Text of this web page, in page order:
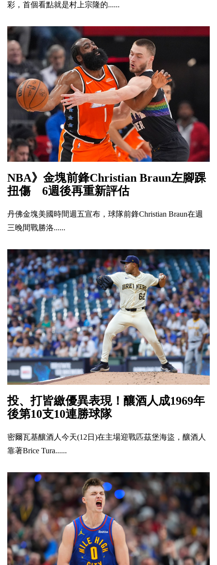
彩，首個看點就是村上宗隆的......
NBA》金塊前鋒Christian Braun左腳踝
扭傷 6週後再重新評估
丹佛金塊美國時間週五宣布，球隊前鋒Christian Braun在週
三晚間戰勝洛......
投、打皆繳優異表現！釀酒人成1969年
後第10支10連勝球隊
密爾瓦基釀酒人今天(12日)在主場迎戰匹茲堡海盜，釀酒人
靠著Brice Tura......